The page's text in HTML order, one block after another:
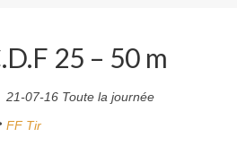
25 – 50 m
21-07-16 Toute la journée
FF Tir